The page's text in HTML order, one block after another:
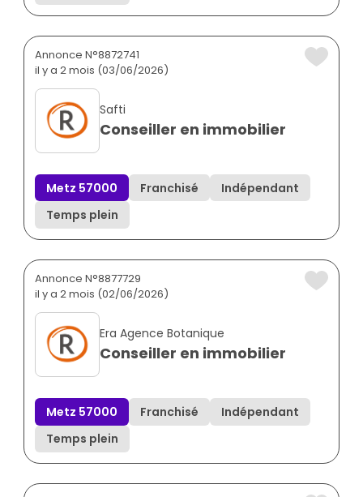
Annonce N°8872741
il y a 2 mois (03/06/2026)
Safti
Conseiller en immobilier
Metz 57000 Franchisé
Indépendant
Temps plein
Annonce N°8877729
il y a 2 mois (02/06/2026)
Era Agence Botanique
Conseiller en immobilier
Metz 57000 Franchisé
Indépendant
Temps plein